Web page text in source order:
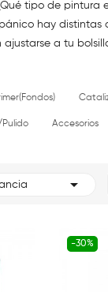
tipo de pintura
hay
a tu
Accesorios

-30%